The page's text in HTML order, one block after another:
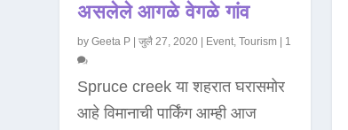
असलेले आगळे वेगळे गांव
byGeeta P |जुलै 27, 2020 Event,Tourism 1
Spruce creek या शहरात घरासमोर
आहे विमानाची पार्किंग आम्ही आज